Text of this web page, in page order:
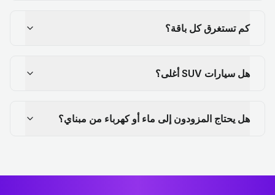
كم تستغرق كل باقة؟
هل سيارات SUV أغلى؟
هل يحتاج المزودون إلى ماء أو كهرباء من مبناي؟